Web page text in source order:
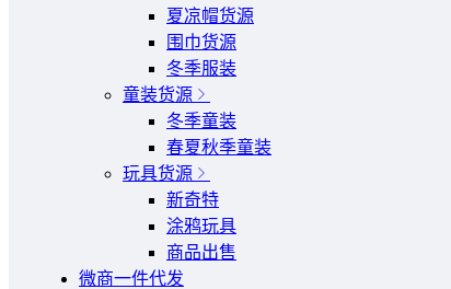
夏凉帽货源
围巾货源
冬季服装
童装货源
冬季童装
春夏秋季童装
玩具货源
新奇特
涂鸦玩具
商品出售
微商一件代发